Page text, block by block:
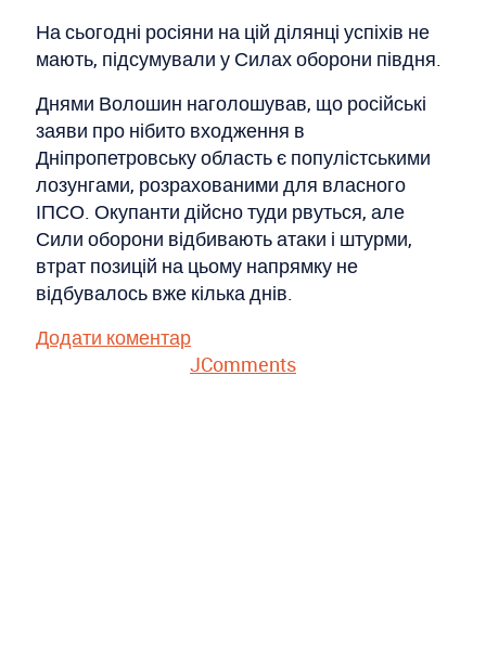
На сьогодні росіяни на цій ділянці успіхів не
мають, підсумували у Силах оборони півдня.
Днями Волошин наголошував, що російські
заяви про нібито входження в
Дніпропетровську область є популістськими
лозунгами, розрахованими для власного
ІПСО. Окупанти дійсно туди рвуться, але
Сили оборони відбивають атаки і штурми,
втрат позицій на цьому напрямку не
відбувалось вже кілька днів.
Додати коментар
JComments